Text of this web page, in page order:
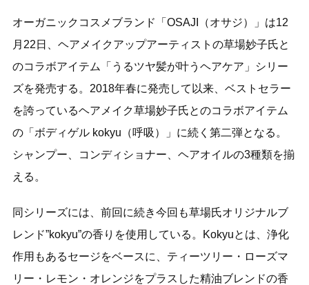
オーガニックコスメブランド「OSAJI（オサジ）」は12
月22日、ヘアメイクアップアーティストの草場妙子氏と
のコラボアイテム「うるツヤ髪が叶うヘアケア」シリー
ズを発売する。2018年春に発売して以来、ベストセラー
を誇っているヘアメイク草場妙子氏とのコラボアイテム
の「ボディゲル kokyu（呼吸）」に続く第二弾となる。
シャンプー、コンディショナー、ヘアオイルの3種類を揃
える。
同シリーズには、前回に続き今回も草場氏オリジナルブ
レンド”kokyu”の香りを使用している。Kokyuとは、浄化
作用もあるセージをベースに、ティーツリー・ローズマ
リー・レモン・オレンジをプラスした精油ブレンドの香